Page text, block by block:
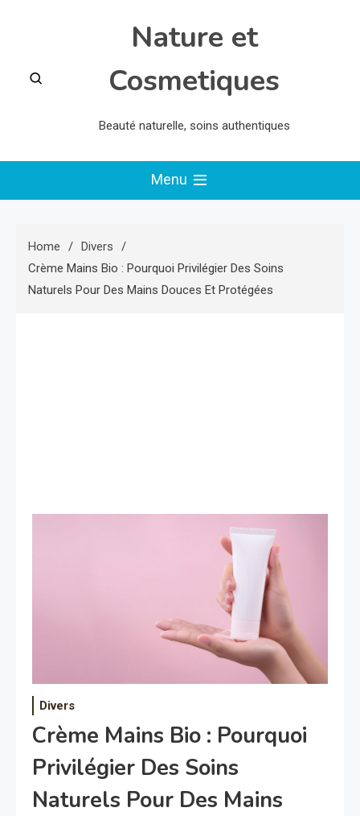
Nature et
Cosmetiques
Beauté naturelle, soins authentiques
Menu
Home
Divers
Crème Mains Bio : Pourquoi Privilégier Des Soins
Naturels Pour Des Mains Douces Et Protégées
Divers
Crème Mains Bio : Pourquoi
Privilégier Des Soins
Naturels Pour Des Mains